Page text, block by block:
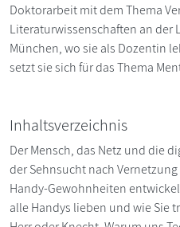
Doktorarbeit mit dem Thema
Literaturwissenschaften an
München, wo sie als Dozentin
setzt sie sich für das Thema
Inhaltsverzeichnis
Der Mensch, das Netz und die
der Sehnsucht nach
Handy-Gewohnheiten
alle Handys lieben und wie Sie